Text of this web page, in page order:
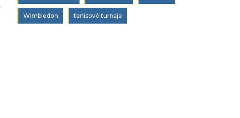
Wimbledon tenisové turnaje